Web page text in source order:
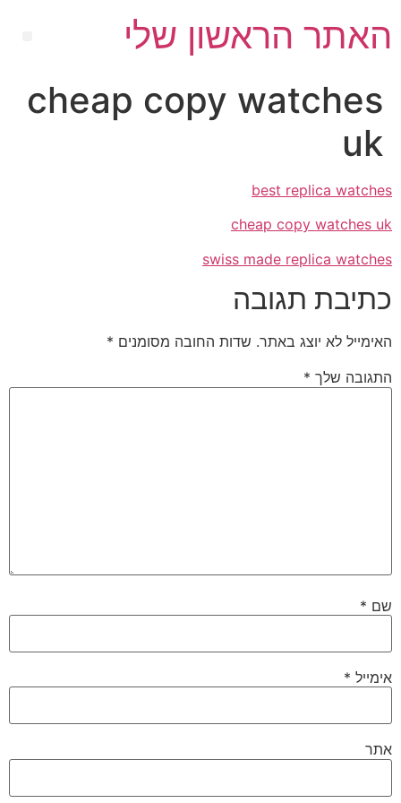
האתר הראשון שלי
cheap copy watches
uk
best replica watches
cheap copy watches uk
swiss made replica watches
כתיבת תגובה
האימייל לא יוצג באתר. שדות החובה מסומנים *
התגובה שלך *
שם *
אימייל *
אתר